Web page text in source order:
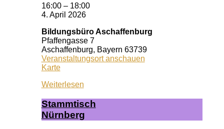
16:00 – 18:00
4. April 2026
Bildungsbüro Aschaffenburg
Pfaffengasse 7
Aschaffenburg, Bayern 63739
Veranstaltungsort anschauen
KarteBildungsbüro
Weiterlesen
Stamm­tisch
Nürn­berg